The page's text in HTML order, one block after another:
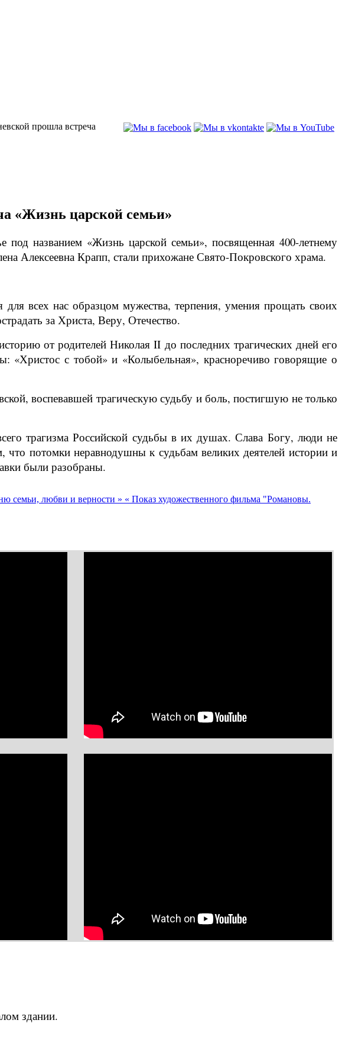
прошла встреча
«Жизнь царской семьи»
под названием «Жизнь царской семьи», посвященная 400-летнему
Алексеевна Крапп, стали прихожане Свято-Покровского храма.
всех нас образцом мужества, терпения, умения прощать своих
за Христа, Веру, Отечество.
от родителей Николая II до последних трагических дней его
«Христос с тобой» и «Колыбельная», красноречиво говорящие о
воспевавшей трагическую судьбу и боль, постигшую не только
трагизма Российской судьбы в их душах. Слава Богу, люди не
потомки неравнодушны к судьбам великих деятелей истории и
были разобраны.
семьи, любви и верности » « Показ художественного фильма "Романовы.
здании.